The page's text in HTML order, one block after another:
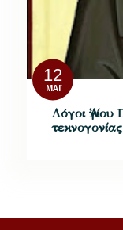
12
ΜΆΙ
Λόγοι